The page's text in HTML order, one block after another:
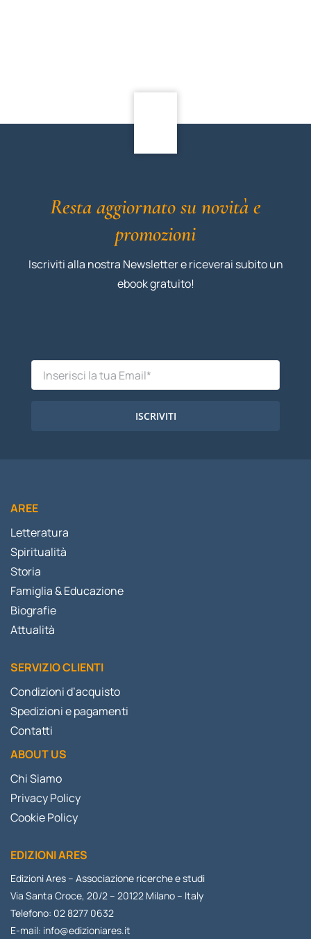
Resta aggiornato su novità e
promozioni
Iscriviti alla nostra Newsletter e riceverai subito un
ebook gratuito!
ISCRIVITI
AREE
Letteratura
Spiritualità
Storia
Famiglia & Educazione
Biografie
Attualità
SERVIZIO CLIENTI
Condizioni d’acquisto
Spedizioni e pagamenti
Contatti
ABOUT US
Chi Siamo
Privacy Policy
Cookie Policy
EDIZIONI ARES
Edizioni Ares – Associazione ricerche e studi
Via Santa Croce, 20/2 – 20122 Milano – Italy
Telefono: 02 8277 0632
E-mail: info@edizioniares.it